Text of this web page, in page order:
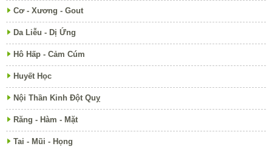
Cơ - Xương - Gout
Da Liễu - Dị Ứng
Hô Hấp - Cảm Cúm
Huyết Học
Nội Thần Kinh Đột Quỵ
Răng - Hàm - Mặt
Tai - Mũi - Họng